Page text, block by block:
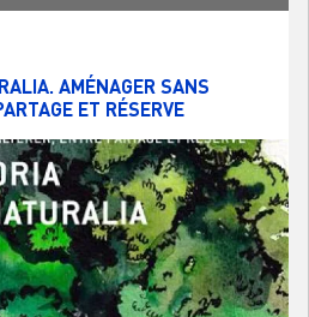
AMÉNAGER SANS
ET RÉSERVE